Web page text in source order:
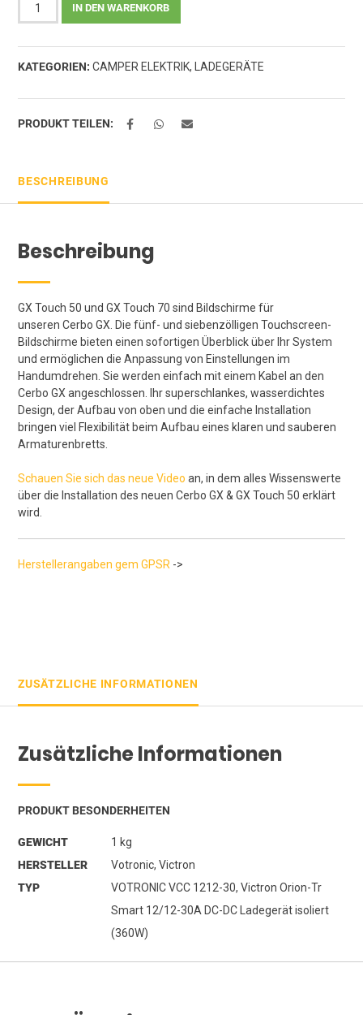
Cerbo
Touch
50
Menge
IN DEN WARENKORB
KATEGORIEN: CAMPER ELEKTRIK, LADEGERÄTE
PRODUKT TEILEN:
BESCHREIBUNG
Beschreibung
GX Touch 50 und GX Touch 70 sind Bildschirme für
unseren Cerbo GX. Die fünf- und siebenzölligen Touchscreen-
Bildschirme bieten einen sofortigen Überblick über Ihr System
und ermöglichen die Anpassung von Einstellungen im
Handumdrehen. Sie werden einfach mit einem Kabel an den
Cerbo GX angeschlossen. Ihr superschlankes, wasserdichtes
Design, der Aufbau von oben und die einfache Installation
bringen viel Flexibilität beim Aufbau eines klaren und sauberen
Armaturenbretts.
Schauen Sie sich das neue Video an, in dem alles Wissenswerte
über die Installation des neuen Cerbo GX & GX Touch 50 erklärt
wird.
Herstellerangaben gem GPSR ->
ZUSÄTZLICHE INFORMATIONEN
Zusätzliche Informationen
PRODUKT BESONDERHEITEN
GEWICHT
1 kg
HERSTELLER
Votronic, Victron
TYP
VOTRONIC VCC 1212-30, Victron Orion-Tr
Smart 12/12-30A DC-DC Ladegerät isoliert
(360W)